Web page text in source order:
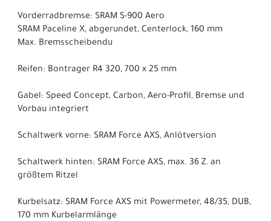
Vorderradbremse: SRAM S-900 Aero
SRAM Paceline X, abgerundet, Centerlock, 160 mm
Max. Bremsscheibendu
Reifen: Bontrager R4 320, 700 x 25 mm
Gabel: Speed Concept, Carbon, Aero-Profil, Bremse und
Vorbau integriert
Schaltwerk vorne: SRAM Force AXS, Anlötversion
Schaltwerk hinten: SRAM Force AXS, max. 36 Z. an
größtem Ritzel
Kurbelsatz: SRAM Force AXS mit Powermeter, 48/35, DUB,
170 mm Kurbelarmlänge